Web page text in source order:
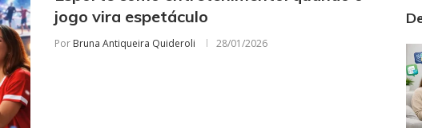
jogo vira espetáculo
Por Bruna Antiqueira Quideroli 28/01/2026